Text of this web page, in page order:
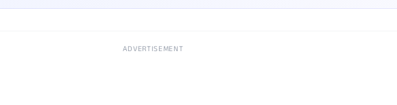
ADVERTISEMENT